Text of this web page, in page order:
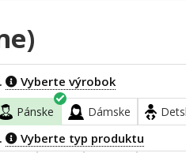
Vyberte výrobok
Pánske Dámske
Vyberte typ produktu